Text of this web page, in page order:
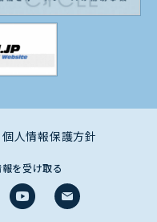
個人情報保護方針
を受け取る